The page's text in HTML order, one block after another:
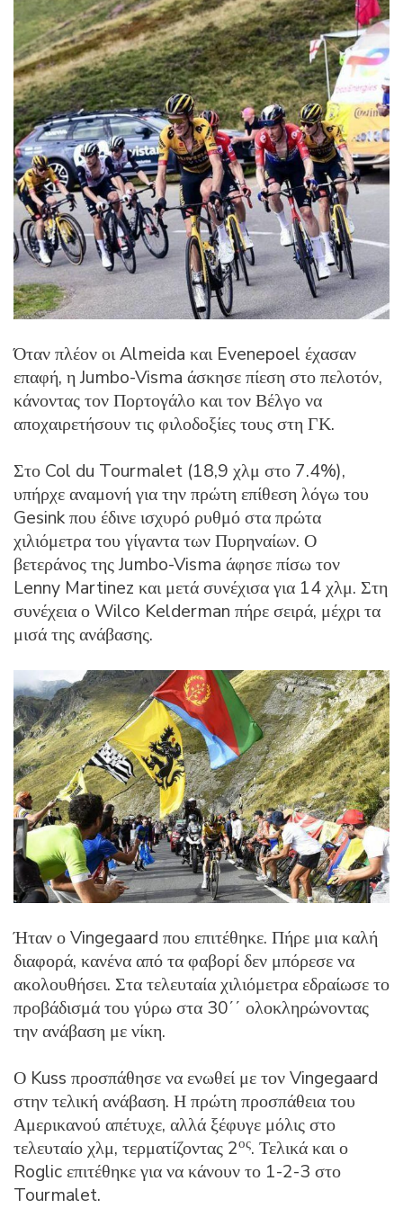
Όταν πλέον οι Almeida και Evenepoel έχασαν
επαφή, η Jumbo-Visma άσκησε πίεση στο πελοτόν,
κάνοντας τον Πορτογάλο και τον Βέλγο να
αποχαιρετήσουν τις φιλοδοξίες τους στη ΓΚ.
Στο Col du Tourmalet (18,9 χλμ στο 7.4%),
υπήρχε αναμονή για την πρώτη επίθεση λόγω του
Gesink που έδινε ισχυρό ρυθμό στα πρώτα
χιλιόμετρα του γίγαντα των Πυρηναίων. Ο
βετεράνος της Jumbo-Visma άφησε πίσω τον
Lenny Martinez και μετά συνέχισα για 14 χλμ. Στη
συνέχεια ο Wilco Kelderman πήρε σειρά, μέχρι τα
μισά της ανάβασης.
Ήταν ο Vingegaard που επιτέθηκε. Πήρε μια καλή
διαφορά, κανένα από τα φαβορί δεν μπόρεσε να
ακολουθήσει. Στα τελευταία χιλιόμετρα εδραίωσε το
προβάδισμά του γύρω στα 30΄΄ ολοκληρώνοντας
την ανάβαση με νίκη.
Ο Kuss προσπάθησε να ενωθεί με τον Vingegaard
στην τελική ανάβαση. Η πρώτη προσπάθεια του
Αμερικανού απέτυχε, αλλά ξέφυγε μόλις στο
τελευταίο χλμ, τερματίζοντας 2ος. Τελικά και ο
Roglic επιτέθηκε για να κάνουν το 1-2-3 στο
Tourmalet.